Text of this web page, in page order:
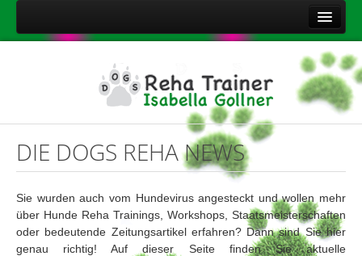
Kontakt
Sitemap
Impressum
Datenschutzerklärung
DIE DOGS REHA NEWS
Sie wurden auch vom Hundevirus angesteckt und wollen mehr
über Hunde Reha Trainings, Workshops, Staatsmeisterschaften
oder bedeutende Zeitungsartikel erfahren? Dann sind Sie hier
genau richtig! Auf dieser Seite finden Sie aktuelle